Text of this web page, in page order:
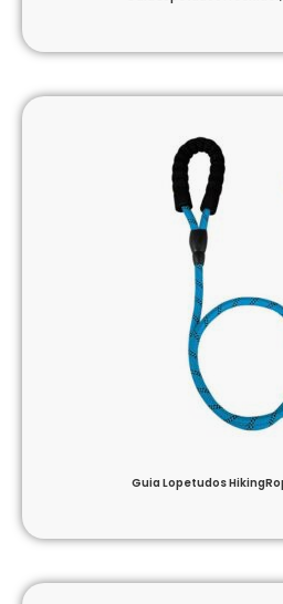
Guia Lopetudos